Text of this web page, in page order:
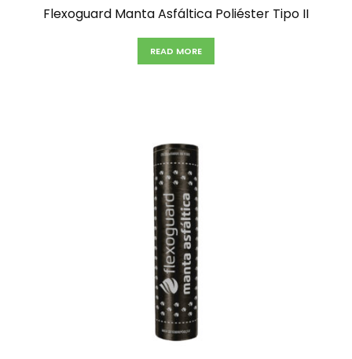
Flexoguard Manta Asfáltica Poliéster Tipo II
READ MORE